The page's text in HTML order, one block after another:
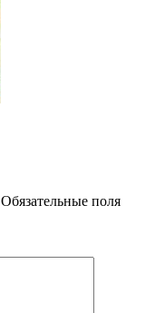
Обязательные поля